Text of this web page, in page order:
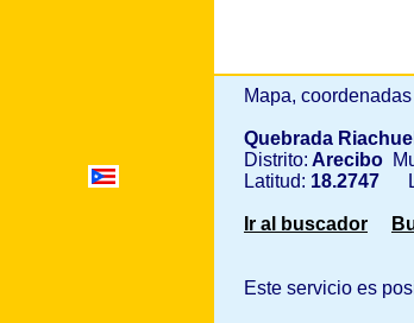
Mapa,
Quebrada
Distrito: Arecibo
Latitud: 18.2747
Ir al buscador
Este servicio es